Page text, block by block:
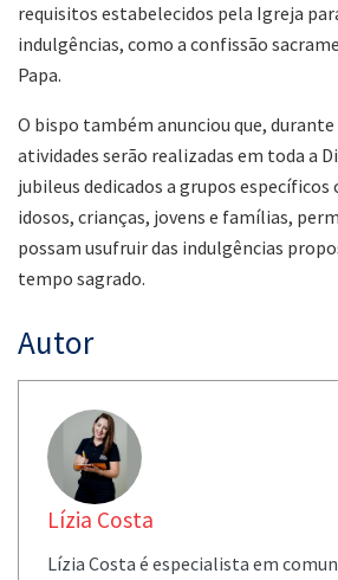
requisitos estabelecidos pela Igreja
indulgências, como a confissão
Papa.
O bispo também anunciou que,
atividades serão realizadas em toda a
jubileus dedicados a grupos
idosos, crianças, jovens e famílias,
possam usufruir das indulgências
tempo sagrado.
Autor
Lízia Costa
Lízia Costa é especialista em